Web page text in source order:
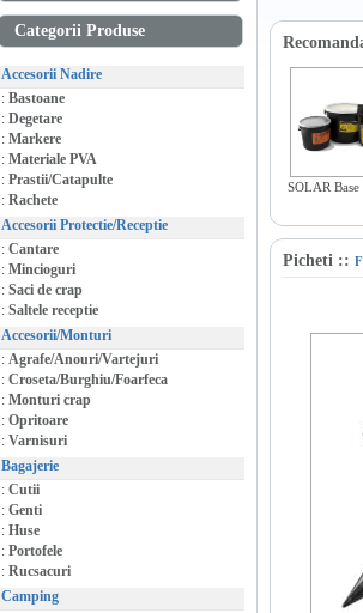
Categorii Produse
Accesorii Nadire
: Bastoane
: Degetare
: Markere
: Materiale PVA
: Prastii/Catapulte
: Rachete
Accesorii Protectie/Receptie
: Cantare
: Mincioguri
: Saci de crap
: Saltele receptie
Accesorii/Monturi
: Agrafe/Anouri/Vartejuri
: Croseta/Burghiu/Foarfeca
: Monturi crap
: Opritoare
: Varnisuri
Bagajerie
: Cutii
: Genti
: Huse
: Portofele
: Rucsacuri
Camping
SOLAR
Picheti ::